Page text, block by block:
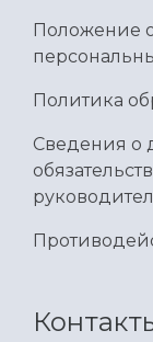
Положение
Политика
Сведения о